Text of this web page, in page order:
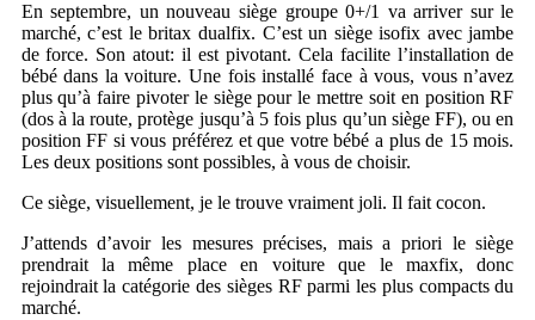
En septembre, un nouveau siège groupe 0+/1 va arriver sur le
marché, c’est le britax dualfix. C’est un siège isofix avec jambe
de force. Son atout: il est pivotant. Cela facilite l’installation de
bébé dans la voiture. Une fois installé face à vous, vous n’avez
plus qu’à faire pivoter le siège pour le mettre soit en position RF
(dos à la route, protège jusqu’à 5 fois plus qu’un siège FF), ou en
position FF si vous préférez et que votre bébé a plus de 15 mois.
Les deux positions sont possibles, à vous de choisir.
Ce siège, visuellement, je le trouve vraiment joli. Il fait cocon.
J’attends d’avoir les mesures précises, mais a priori le siège
prendrait la même place en voiture que le maxfix, donc
rejoindrait la catégorie des sièges RF parmi les plus compacts du
marché.